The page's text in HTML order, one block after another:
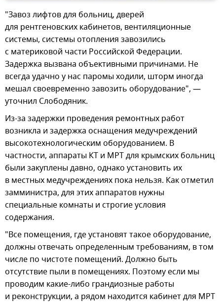
"Завоз лифтов для больниц, дверей
для рентгеновских кабинетов, вентиляционные
системы, системы отопления завозились
с материковой части Российской Федерации.
Задержка вызвана объективными причинами. Не
всегда удачно у нас паромы ходили, шторм иногда
мешал своевременно завозить оборудование", —
уточнил Слободяник.
Из-за задержки проведения ремонтных работ
возникла и задержка оснащения медучреждений
высокотехнологическим оборудованием. В
частности, аппараты КТ и МРТ для крымских больниц
были закуплены давно, однако установить их
в местных медучреждениях пока нельзя. Как отметил
замминистра, для этих аппаратов нужны
специальные комнаты и строгие условия
содержания.
"Все помещения, где установят такое оборудование,
должны отвечать определенным требованиям, в том
числе по чистоте помещений. Должно быть
отсутствие пыли в помещениях. Поэтому если мы
проводим какие-либо грандиозные работы
и реконструкции, а рядом находится кабинет для МРТ